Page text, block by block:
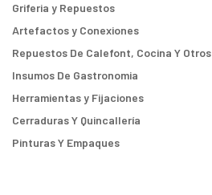
Griferia y Repuestos
Artefactos y Conexiones
Repuestos De Calefont, Cocina Y Otros
Insumos De Gastronomia
Herramientas y Fijaciones
Cerraduras Y Quincallería
Pinturas Y Empaques